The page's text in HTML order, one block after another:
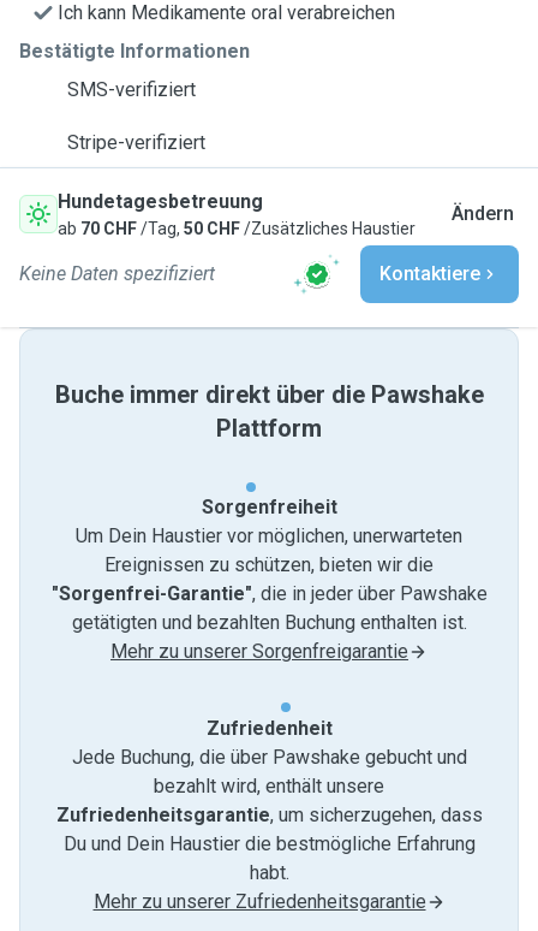
Ich kann Medikamente oral verabreichen
Bestätigte Informationen
SMS-verifiziert
Stripe-verifiziert
Hundetagesbetreuung
ab 70 CHF/Tag, 50 CHF/Zusätzliches Haustier
Ändern
Keine Daten spezifiziert Kontaktiere
Buche immer direkt über die Pawshake
Plattform
Sorgenfreiheit
Um Dein Haustier vor möglichen, unerwarteten
Ereignissen zu schützen, bieten wir die
"Sorgenfrei-Garantie", die in jeder über Pawshake
getätigten und bezahlten Buchung enthalten ist.
Mehr zu unserer Sorgenfreigarantie
Zufriedenheit
Jede Buchung, die über Pawshake gebucht und
bezahlt wird, enthält unsere
Zufriedenheitsgarantie, um sicherzugehen, dass
Du und Dein Haustier die bestmögliche Erfahrung
habt.
Mehr zu unserer Zufriedenheitsgarantie